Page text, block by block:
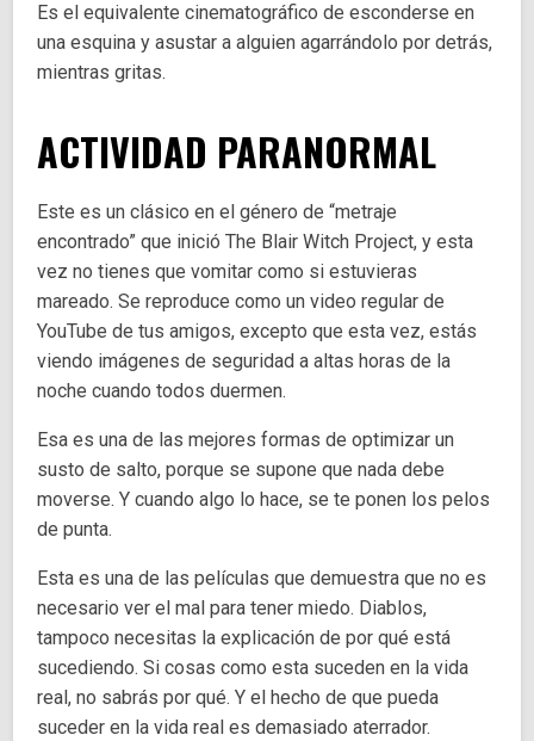
Es el equivalente cinematográfico de esconderse en
una esquina y asustar a alguien agarrándolo por detrás,
mientras gritas.
ACTIVIDAD PARANORMAL
Este es un clásico en el género de “metraje
encontrado” que inició The Blair Witch Project, y esta
vez no tienes que vomitar como si estuvieras
mareado. Se reproduce como un video regular de
YouTube de tus amigos, excepto que esta vez, estás
viendo imágenes de seguridad a altas horas de la
noche cuando todos duermen.
Esa es una de las mejores formas de optimizar un
susto de salto, porque se supone que nada debe
moverse. Y cuando algo lo hace, se te ponen los pelos
de punta.
Esta es una de las películas que demuestra que no es
necesario ver el mal para tener miedo. Diablos,
tampoco necesitas la explicación de por qué está
sucediendo. Si cosas como esta suceden en la vida
real, no sabrás por qué. Y el hecho de que pueda
suceder en la vida real es demasiado aterrador.